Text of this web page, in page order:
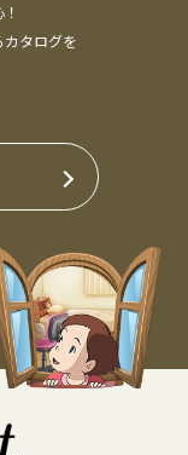
タログを